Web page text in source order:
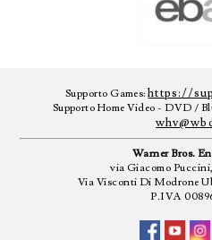
Supporto Games:https://
Supporto Home Video - DVD /
Warner Bros.
via Giacomo
Via Visconti Di Modrone
P.IVA